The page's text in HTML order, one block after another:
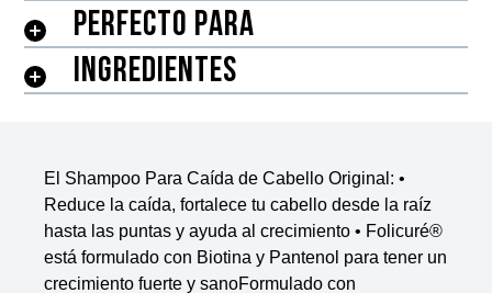
700
mL
es
5.0
de
calificaciones.
PERFECTO PARA
INGREDIENTES
El Shampoo Para Caída de Cabello Original: •
Reduce la caída, fortalece tu cabello desde la raíz
hasta las puntas y ayuda al crecimiento • Folicuré®
está formulado con Biotina y Pantenol para tener un
crecimiento fuerte y sanoFormulado con